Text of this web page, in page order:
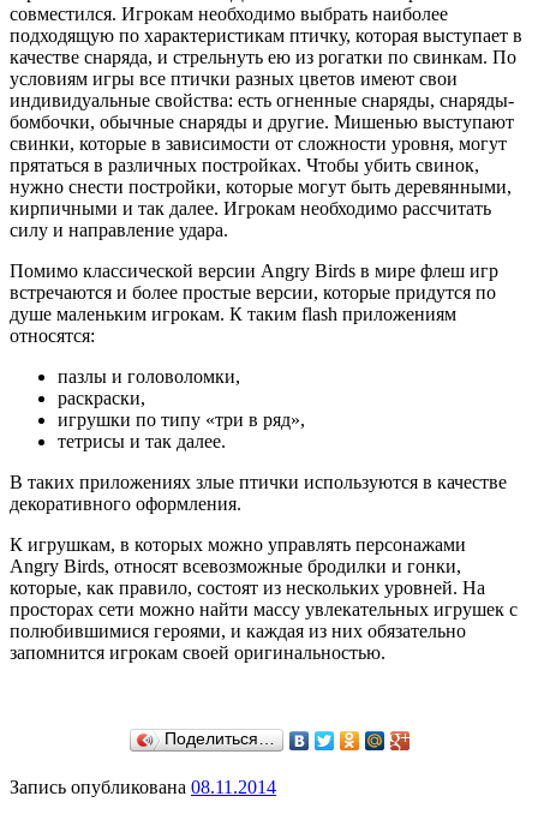
совместился. Игрокам необходимо выбрать наиболее
подходящую по характеристикам птичку, которая выступает в
качестве снаряда, и стрельнуть ею из рогатки по свинкам. По
условиям игры все птички разных цветов имеют свои
индивидуальные свойства: есть огненные снаряды, снаряды-
бомбочки, обычные снаряды и другие. Мишенью выступают
свинки, которые в зависимости от сложности уровня, могут
прятаться в различных постройках. Чтобы убить свинок,
нужно снести постройки, которые могут быть деревянными,
кирпичными и так далее. Игрокам необходимо рассчитать
силу и направление удара.
Помимо классической версии Angry Birds в мире флеш игр
встречаются и более простые версии, которые придутся по
душе маленьким игрокам. К таким flash приложениям
относятся:
пазлы и головоломки,
раскраски,
игрушки по типу «три в ряд»,
тетрисы и так далее.
В таких приложениях злые птички используются в качестве
декоративного оформления.
К игрушкам, в которых можно управлять персонажами
Angry Birds, относят всевозможные бродилки и гонки,
которые, как правило, состоят из нескольких уровней. На
просторах сети можно найти массу увлекательных игрушек с
полюбившимися героями, и каждая из них обязательно
запомнится игрокам своей оригинальностью.
Поделиться…
Запись опубликована 08.11.2014